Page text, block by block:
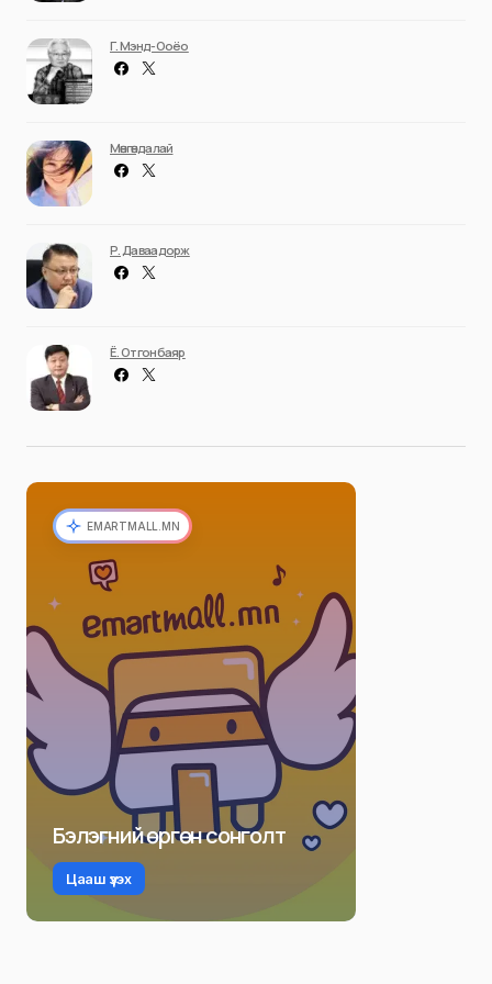
Г. Мэнд-Ооёо
Мөнгөндалай
Р. Даваадорж
Ё. Отгонбаяр
EMARTMALL.MN
Бэлэгний өргөн сонголт
Цааш үзэх